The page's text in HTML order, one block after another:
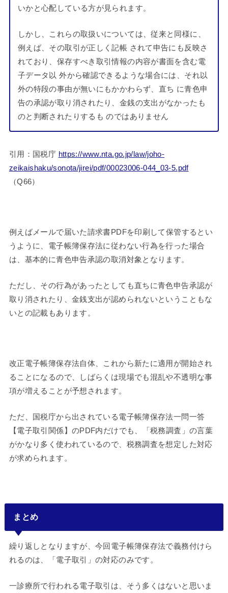
いかと心配している方が見られます。
しかし、これらの取扱いについては、従来と同様に、
例えば、その取引が正しく記帳 されて申告にも反映さ
れており、保存すべき取引情報の内容が書面を含む電
子データ以 外から確認できるような場合には、それ以
外の特段の事由が無いにもかかわらず、直ち に青色申
告の承認が取り消されたり、金銭の支出がなかったも
のと判断されたりするも のではありません
引用：国税庁 https://www.nta.go.jp/law/joho-
zeikaishaku/sonota/jirei/pdf/00023006-044_03-5.pdf
（Q66）
例えばメールで届いた請求書PDFを印刷して保管するとい
うように、電子帳簿保存法に従わない行為を行った場合
は、基本的に青色申告承認の取消対象となります。
ただし、その行為があったとしても直ちに青色申告承認が
取り消されたり、金銭支出が認められないということもな
いとの記載もあります。
改正電子帳簿保存法自体、これから新たに適用が開始され
ることになるので、しばらくは現場でも混乱や不透明な事
項が増えることが予想されます。
ただ、国税庁から出されている電子帳簿保存法一問一答
【電子取引関係】のPDF内だけでも、「税務調査」の言葉
がかなり多く使われているので、税務調査を想定した対応
が求められます。
まとめ
繰り返しとなりますが、今回電子帳簿保存法で義務付けら
れるのは、「電子取引」の対応のみです。
一診療所で行われる電子取引は、そう多くはないと思いま